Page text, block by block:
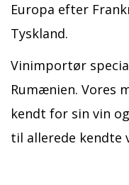
Europa efter
Tyskland.
Vinimportør
Rumænien. Vores
kendt for sin vin
til allerede kendte